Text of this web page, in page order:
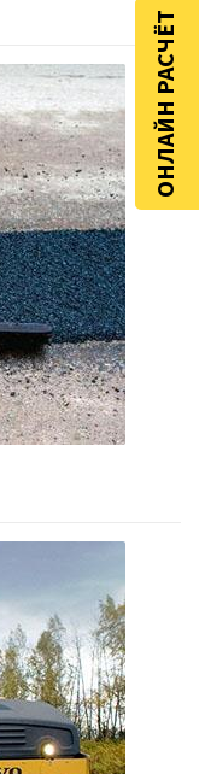
ОНЛАЙН РАСЧЁТ